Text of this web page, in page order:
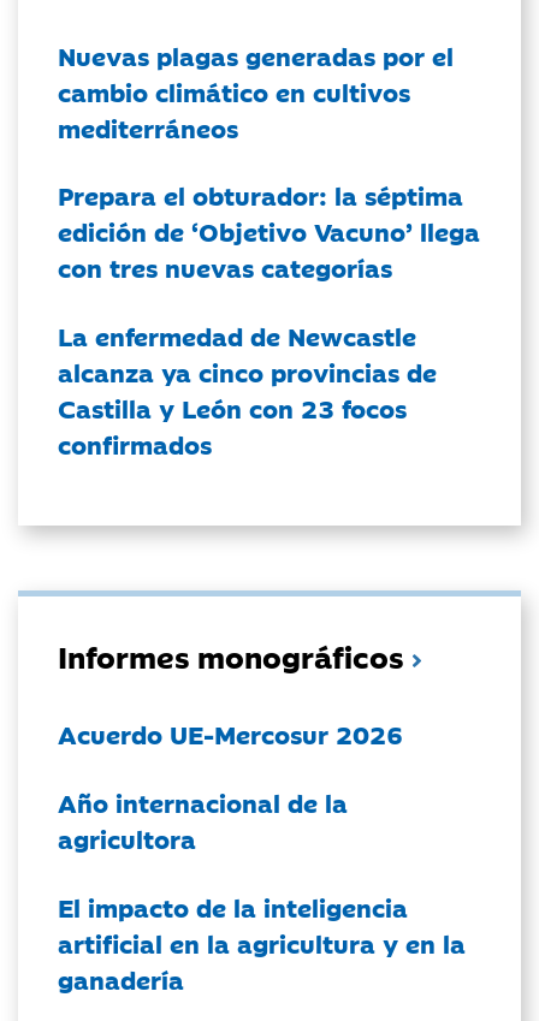
Nuevas plagas generadas por el
cambio climático en cultivos
mediterráneos
Prepara el obturador: la séptima
edición de ‘Objetivo Vacuno’ llega
con tres nuevas categorías
La enfermedad de Newcastle
alcanza ya cinco provincias de
Castilla y León con 23 focos
confirmados
Informes monográficos
Acuerdo UE-Mercosur 2026
Año internacional de la
agricultora
El impacto de la inteligencia
artificial en la agricultura y en la
ganadería